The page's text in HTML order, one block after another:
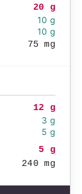
20 g
10 g
10 g
75 mg
12 g
3 g
5 g
5 g
240 mg